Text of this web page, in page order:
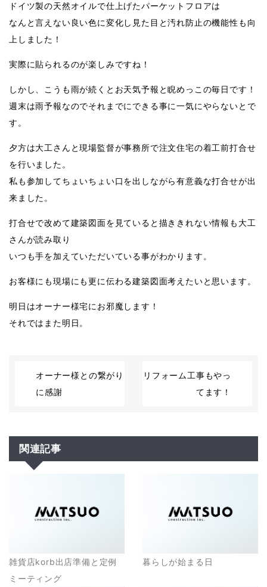
ドイツ製の天然オイルで仕上げたパーケットフロアは
なんと言えない良い色に変化し見た目と汚れ防止の機能性も向
上しました！
実際に貼られるのが楽しみですね！
しかし、こうも雨が続くとお天気予報と睨めっこの毎日です！
週末は雨予報なのでそれまでにできる事に一気にやらないとで
す。
夕方は大工さんと現場監督が事務所で注文住宅の着工前打合せ
を行いました。
私も参加してちょいちょい口を出しながら有意義な打合せが出
来ました。
打合せで改めて建築図面を見ていると描ききれない情報も大工
さんが読み取り
いつも手を加えていただいている事がわかります。
お客様にも現場にも更に伝わる建築図面考えたいと思います。
明日はオーナー様宅にお邪魔します！
それではまた明日。
オーナー様との繋がり
に感謝
リフォーム工事もやっ
てます！
関連記事
雑貨店korb出店準備と定例
ミーティング
暮らしが始まる日